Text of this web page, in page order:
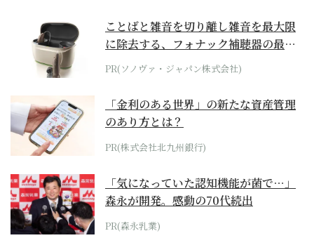
ことばと雑音を切り離し雑音を最大限
に除去する、フォナック補聴器の最上
位モデル
PR(ソノヴァ・ジャパン株式会社)
「金利のある世界」の新たな資産管理
のあり方とは？
PR(株式会社北九州銀行)
「気になっていた認知機能が菌で…」
森永が開発。感動の70代続出
PR(森永乳業)